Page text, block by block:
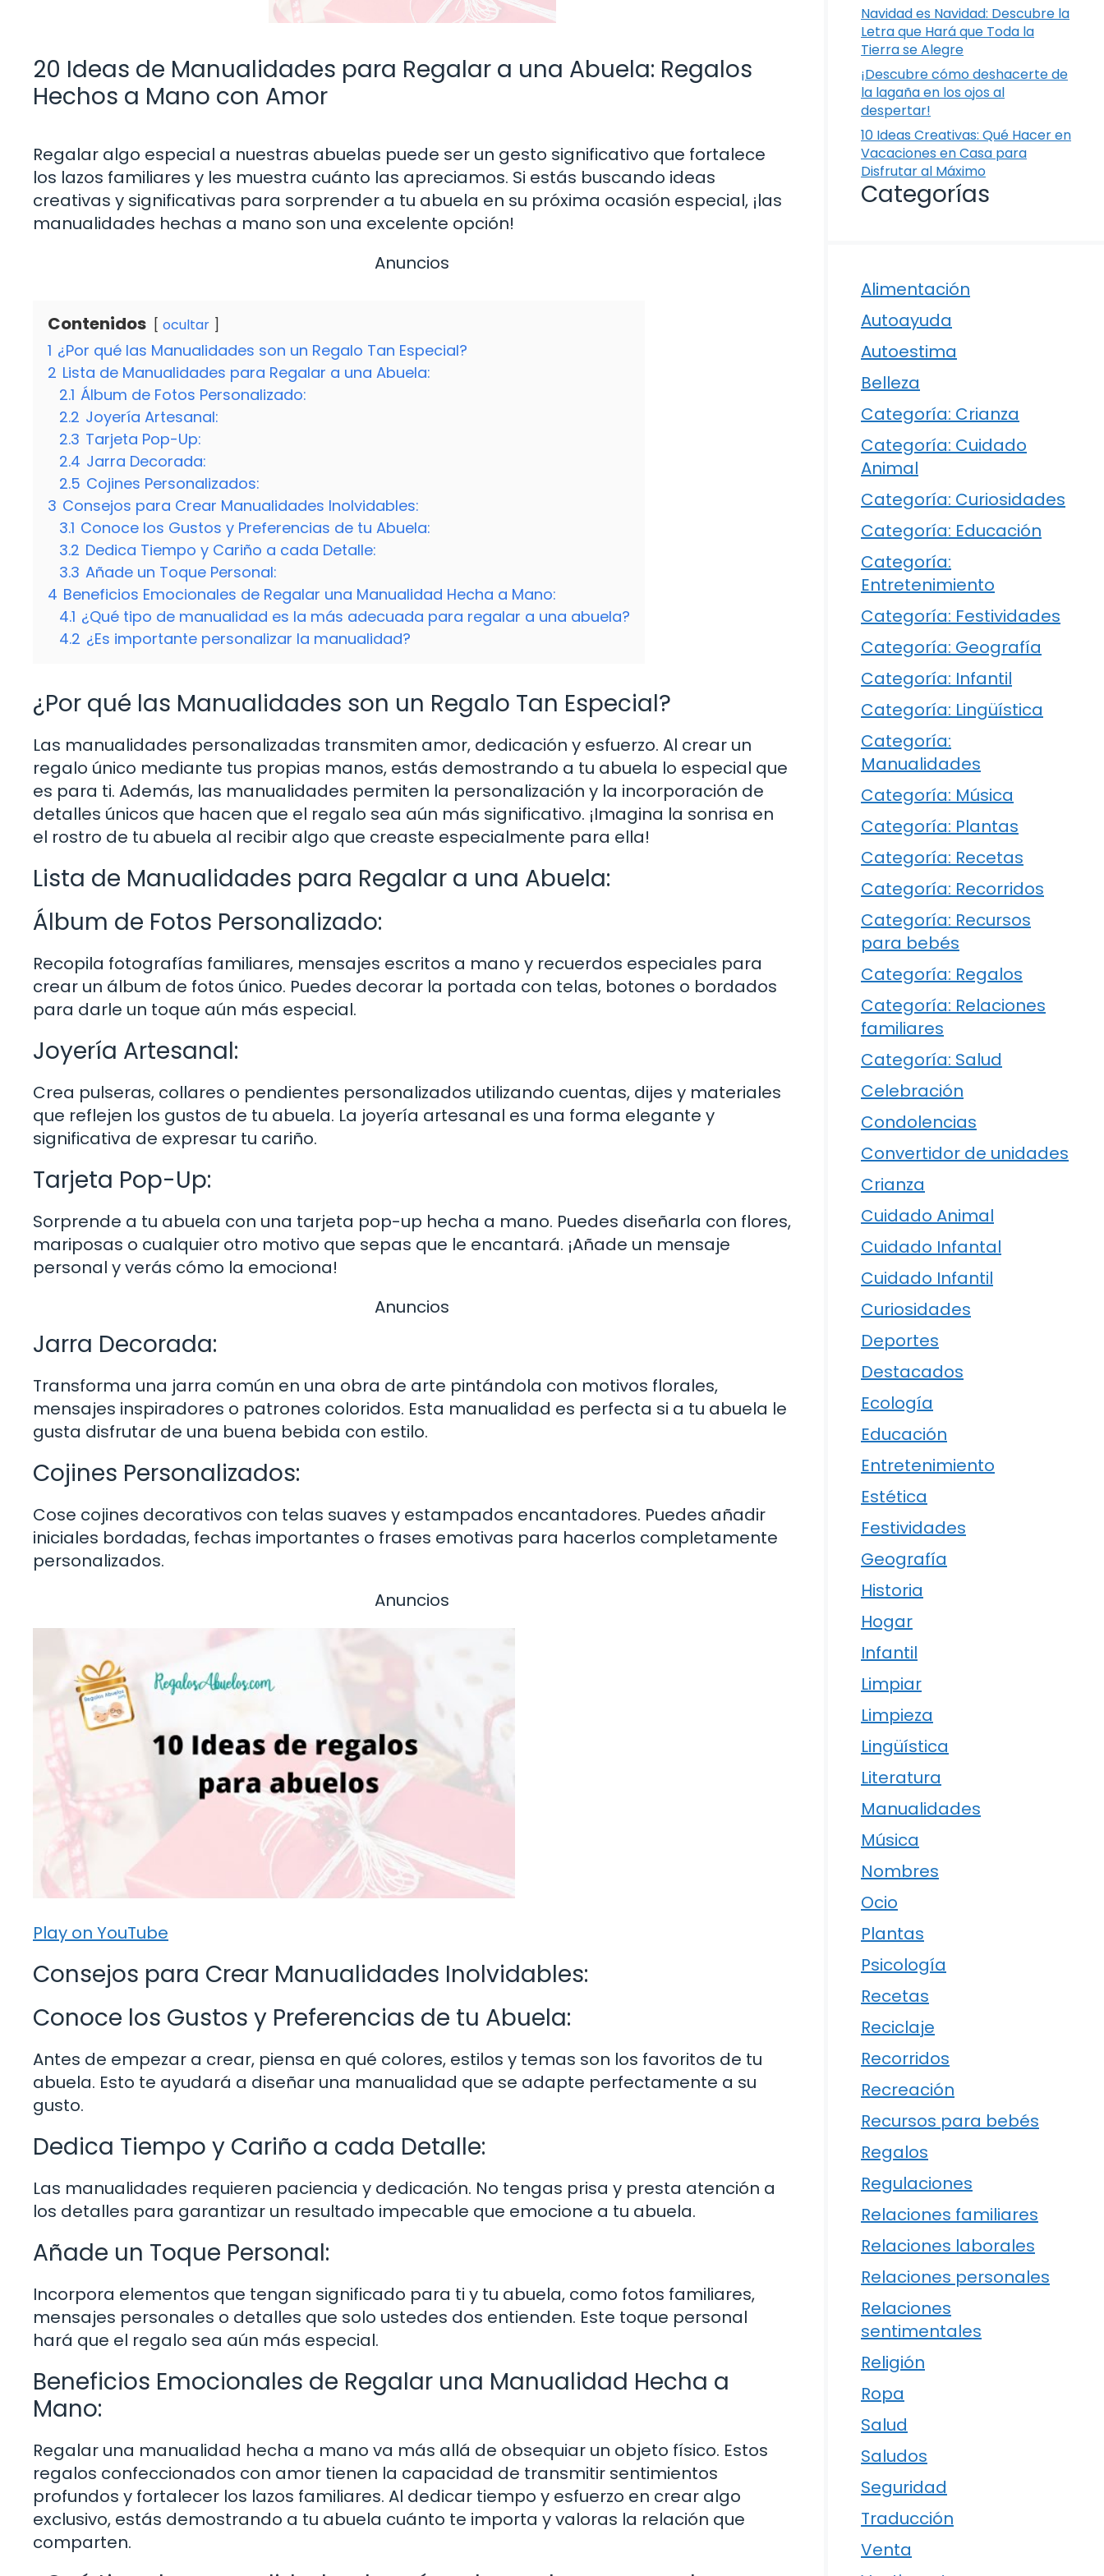
20 Ideas de Manualidades para Regalar a una Abuela: Regalos
Hechos a Mano con Amor
Regalar algo especial a nuestras abuelas puede ser un gesto significativo que fortalece
los lazos familiares y les muestra cuánto las apreciamos. Si estás buscando ideas
creativas y significativas para sorprender a tu abuela en su próxima ocasión especial, ¡las
manualidades hechas a mano son una excelente opción!
Anuncios
Contenidos ocultar
1 ¿Por qué las Manualidades son un Regalo Tan Especial?
2 Lista de Manualidades para Regalar a una Abuela:
2.1 Álbum de Fotos Personalizado:
2.2 Joyería Artesanal:
2.3 Tarjeta Pop-Up:
2.4 Jarra Decorada:
2.5 Cojines Personalizados:
3 Consejos para Crear Manualidades Inolvidables:
3.1 Conoce los Gustos y Preferencias de tu Abuela:
3.2 Dedica Tiempo y Cariño a cada Detalle:
3.3 Añade un Toque Personal:
4 Beneficios Emocionales de Regalar una Manualidad Hecha a Mano:
4.1 ¿Qué tipo de manualidad es la más adecuada para regalar a una abuela?
4.2 ¿Es importante personalizar la manualidad?
¿Por qué las Manualidades son un Regalo Tan Especial?
Las manualidades personalizadas transmiten amor, dedicación y esfuerzo. Al crear un
regalo único mediante tus propias manos, estás demostrando a tu abuela lo especial que
es para ti. Además, las manualidades permiten la personalización y la incorporación de
detalles únicos que hacen que el regalo sea aún más significativo. ¡Imagina la sonrisa en
el rostro de tu abuela al recibir algo que creaste especialmente para ella!
Lista de Manualidades para Regalar a una Abuela:
Álbum de Fotos Personalizado:
Recopila fotografías familiares, mensajes escritos a mano y recuerdos especiales para
crear un álbum de fotos único. Puedes decorar la portada con telas, botones o bordados
para darle un toque aún más especial.
Joyería Artesanal:
Crea pulseras, collares o pendientes personalizados utilizando cuentas, dijes y materiales
que reflejen los gustos de tu abuela. La joyería artesanal es una forma elegante y
significativa de expresar tu cariño.
Tarjeta Pop-Up:
Sorprende a tu abuela con una tarjeta pop-up hecha a mano. Puedes diseñarla con flores,
mariposas o cualquier otro motivo que sepas que le encantará. ¡Añade un mensaje
personal y verás cómo la emociona!
Anuncios
Jarra Decorada:
Transforma una jarra común en una obra de arte pintándola con motivos florales,
mensajes inspiradores o patrones coloridos. Esta manualidad es perfecta si a tu abuela le
gusta disfrutar de una buena bebida con estilo.
Cojines Personalizados:
Cose cojines decorativos con telas suaves y estampados encantadores. Puedes añadir
iniciales bordadas, fechas importantes o frases emotivas para hacerlos completamente
personalizados.
Anuncios
Play on YouTube
Consejos para Crear Manualidades Inolvidables:
Conoce los Gustos y Preferencias de tu Abuela:
Antes de empezar a crear, piensa en qué colores, estilos y temas son los favoritos de tu
abuela. Esto te ayudará a diseñar una manualidad que se adapte perfectamente a su
gusto.
Dedica Tiempo y Cariño a cada Detalle:
Las manualidades requieren paciencia y dedicación. No tengas prisa y presta atención a
los detalles para garantizar un resultado impecable que emocione a tu abuela.
Añade un Toque Personal:
Incorpora elementos que tengan significado para ti y tu abuela, como fotos familiares,
mensajes personales o detalles que solo ustedes dos entienden. Este toque personal
hará que el regalo sea aún más especial.
Beneficios Emocionales de Regalar una Manualidad Hecha a
Mano:
Regalar una manualidad hecha a mano va más allá de obsequiar un objeto físico. Estos
regalos confeccionados con amor tienen la capacidad de transmitir sentimientos
profundos y fortalecer los lazos familiares. Al dedicar tiempo y esfuerzo en crear algo
exclusivo, estás demostrando a tu abuela cuánto te importa y valoras la relación que
comparten.
Navidad es Navidad: Descubre la
Letra que Hará que Toda la
Tierra se Alegre
¡Descubre cómo deshacerte de
la lagaña en los ojos al
despertar!
10 Ideas Creativas: Qué Hacer en
Vacaciones en Casa para
Disfrutar al Máximo
Categorías
Alimentación
Autoayuda
Autoestima
Belleza
Categoría: Crianza
Categoría: Cuidado
Animal
Categoría: Curiosidades
Categoría: Educación
Categoría:
Entretenimiento
Categoría: Festividades
Categoría: Geografía
Categoría: Infantil
Categoría: Lingüística
Categoría:
Manualidades
Categoría: Música
Categoría: Plantas
Categoría: Recetas
Categoría: Recorridos
Categoría: Recursos
para bebés
Categoría: Regalos
Categoría: Relaciones
familiares
Categoría: Salud
Celebración
Condolencias
Convertidor de unidades
Crianza
Cuidado Animal
Cuidado Infantal
Cuidado Infantil
Curiosidades
Deportes
Destacados
Ecología
Educación
Entretenimiento
Estética
Festividades
Geografía
Historia
Hogar
Infantil
Limpiar
Limpieza
Lingüística
Literatura
Manualidades
Música
Nombres
Ocio
Plantas
Psicología
Recetas
Reciclaje
Recorridos
Recreación
Recursos para bebés
Regalos
Regulaciones
Relaciones familiares
Relaciones laborales
Relaciones personales
Relaciones
sentimentales
Religión
Ropa
Salud
Saludos
Seguridad
Traducción
Venta